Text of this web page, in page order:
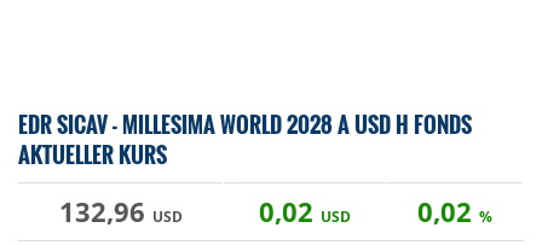
EDR SICAV - MILLESIMA WORLD 2028 A USD H FONDS
AKTUELLER KURS
132,96 USD 0,02 USD 0,02 %